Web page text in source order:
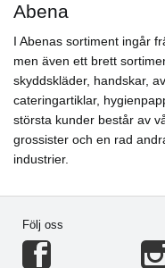
Abena
I Abenas sortiment ingår
men även ett brett
skyddskläder, handskar,
cateringartiklar,
största kunder består av
grossister och en rad
industrier.
Följ oss